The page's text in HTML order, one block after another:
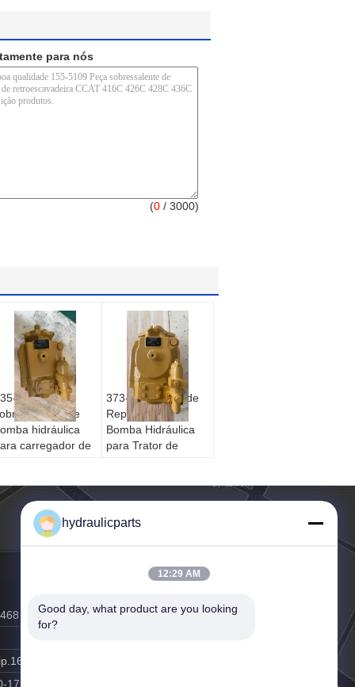
para nós
(0 / 3000)
4108 Peça
de
hidráulica
carregador de
no
de
373-6629 Peça de
Reposição da
Bomba Hidráulica
para Trator de
17:00
hydraulicparts
12:29 AM
Good day, what product are you looking
for?